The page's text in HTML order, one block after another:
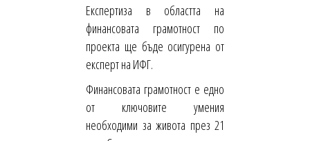
Експертиза в областта на
финансовата грамотност по
проекта ще бъде осигурена от
експерт на ИФГ.
Финансовата грамотност е едно
от ключовите умения
необходими за живота през 21